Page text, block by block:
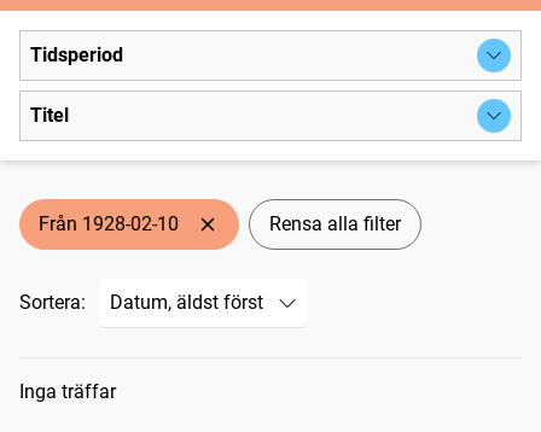
Tidsperiod
Titel
Från 1928-02-10 Rensa alla filter
Sortera:
Sökresultat
Inga träffar